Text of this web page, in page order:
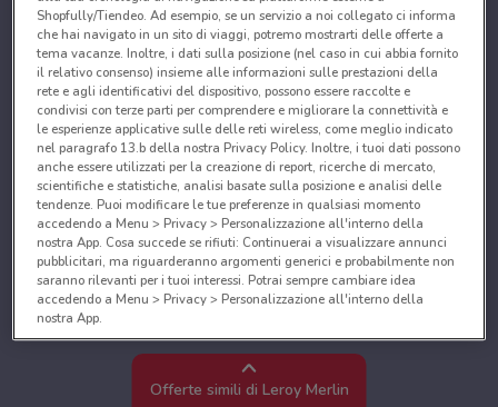
Offerte simili di Leroy Merlin
Shopfully/Tiendeo. Ad esempio, se un servizio a noi collegato ci informa
che hai navigato in un sito di viaggi, potremo mostrarti delle offerte a
tema vacanze. Inoltre, i dati sulla posizione (nel caso in cui abbia fornito
il relativo consenso) insieme alle informazioni sulle prestazioni della
rete e agli identificativi del dispositivo, possono essere raccolte e
condivisi con terze parti per comprendere e migliorare la connettività e
le esperienze applicative sulle delle reti wireless, come meglio indicato
nel paragrafo 13.b della nostra Privacy Policy. Inoltre, i tuoi dati possono
anche essere utilizzati per la creazione di report, ricerche di mercato,
scientifiche e statistiche, analisi basate sulla posizione e analisi delle
tendenze. Puoi modificare le tue preferenze in qualsiasi momento
accedendo a Menu > Privacy > Personalizzazione all'interno della
nostra App. Cosa succede se rifiuti: Continuerai a visualizzare annunci
pubblicitari, ma riguarderanno argomenti generici e probabilmente non
saranno rilevanti per i tuoi interessi. Potrai sempre cambiare idea
accedendo a Menu > Privacy > Personalizzazione all'interno della
nostra App.
Noi e i nostri partner trattiamo i dati per fornire:
Utilizzare dati di geolocalizzazione precisi. Scansione attiva delle
caratteristiche del dispositivo ai fini dell’identificazione. Archiviare